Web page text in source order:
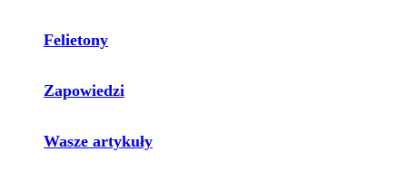
Felietony
Zapowiedzi
Wasze artykuły